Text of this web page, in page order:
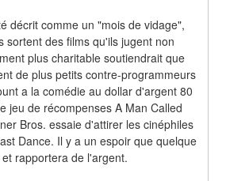
décrit comme un "mois de vidage",
sortent des films qu'ils jugent non
plus charitable soutiendrait que
de plus petits contre-programmeurs
a la comédie au dollar d'argent 80
jeu de récompenses A Man Called
Bros. essaie d'attirer les cinéphiles
Dance. Il y a un espoir que quelque
rapportera de l'argent.